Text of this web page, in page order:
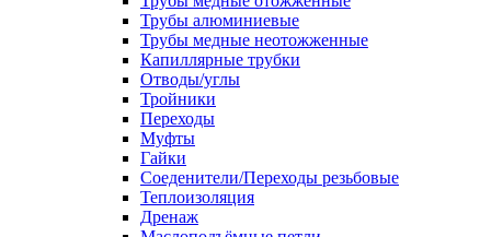
Трубы алюминиевые
Трубы медные неотожженные
Капиллярные трубки
Отводы/углы
Тройники
Переходы
Муфты
Гайки
Соеденители/Переходы резьбовые
Теплоизоляция
Дренаж